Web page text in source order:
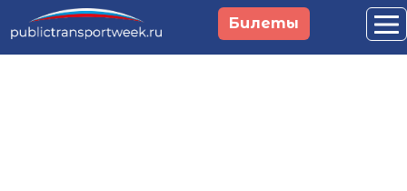
Перейти к основному содержанию
Билеты